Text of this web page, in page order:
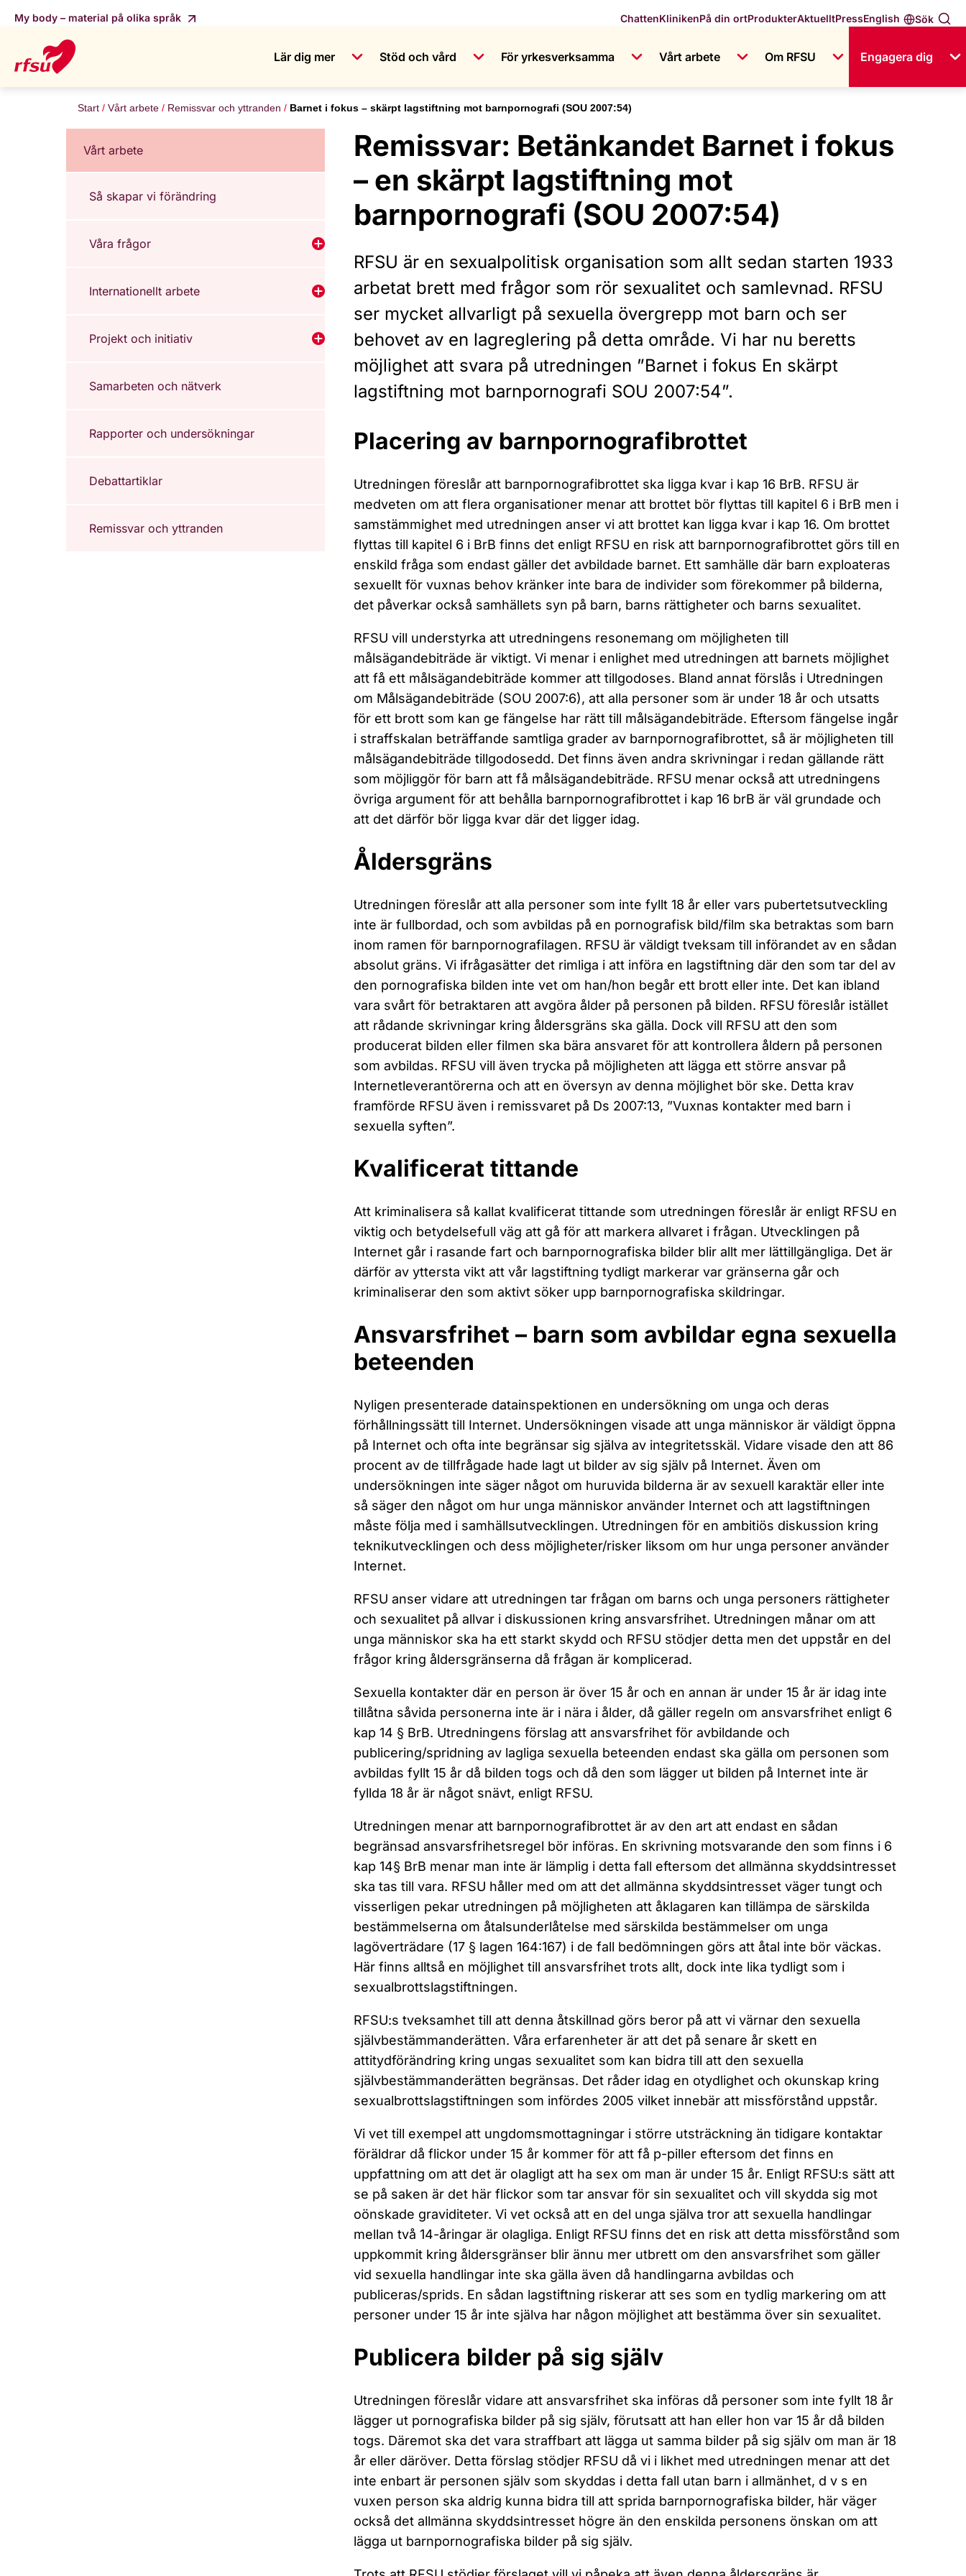
My body – material på olika språk Sök
English
ChattenKlinikenPå din ortProdukterAktuelltPress
Lär dig mer Stöd och vård För yrkesverksamma Vårt arbete Om RFSU Engagera dig
Start Vårt arbete Remissvar och yttranden Barnet i fokus – skärpt lagstiftning mot barnpornografi (SOU 2007:54)
Vårt arbete
Så skapar vi förändring
Våra frågor Visa undermeny för Våra frågor
Internationellt arbete Visa undermeny för Internationellt arbete
Projekt och initiativ Visa undermeny för Projekt och initiativ
Samarbeten och nätverk
Rapporter och undersökningar
Debattartiklar
Remissvar och yttranden
Remissvar: Betänkandet Barnet i fokus
– en skärpt lagstiftning mot
barnpornografi (SOU 2007:54)
RFSU är en sexualpolitisk organisation som allt sedan starten 1933
arbetat brett med frågor som rör sexualitet och samlevnad. RFSU
ser mycket allvarligt på sexuella övergrepp mot barn och ser
behovet av en lagreglering på detta område. Vi har nu beretts
möjlighet att svara på utredningen ”Barnet i fokus En skärpt
lagstiftning mot barnpornografi SOU 2007:54”.
Placering av barnpornografibrottet
Utredningen föreslår att barnpornografibrottet ska ligga kvar i kap 16 BrB. RFSU är
medveten om att flera organisationer menar att brottet bör flyttas till kapitel 6 i BrB men i
samstämmighet med utredningen anser vi att brottet kan ligga kvar i kap 16. Om brottet
flyttas till kapitel 6 i BrB finns det enligt RFSU en risk att barnpornografibrottet görs till en
enskild fråga som endast gäller det avbildade barnet. Ett samhälle där barn exploateras
sexuellt för vuxnas behov kränker inte bara de individer som förekommer på bilderna,
det påverkar också samhällets syn på barn, barns rättigheter och barns sexualitet.
RFSU vill understyrka att utredningens resonemang om möjligheten till
målsägandebiträde är viktigt. Vi menar i enlighet med utredningen att barnets möjlighet
att få ett målsägandebiträde kommer att tillgodoses. Bland annat förslås i Utredningen
om Målsägandebiträde (SOU 2007:6), att alla personer som är under 18 år och utsatts
för ett brott som kan ge fängelse har rätt till målsägandebiträde. Eftersom fängelse ingår
i straffskalan beträffande samtliga grader av barnpornografibrottet, så är möjligheten till
målsägandebiträde tillgodosedd. Det finns även andra skrivningar i redan gällande rätt
som möjliggör för barn att få målsägandebiträde. RFSU menar också att utredningens
övriga argument för att behålla barnpornografibrottet i kap 16 brB är väl grundade och
att det därför bör ligga kvar där det ligger idag.
Åldersgräns
Utredningen föreslår att alla personer som inte fyllt 18 år eller vars pubertetsutveckling
inte är fullbordad, och som avbildas på en pornografisk bild/film ska betraktas som barn
inom ramen för barnpornografilagen. RFSU är väldigt tveksam till införandet av en sådan
absolut gräns. Vi ifrågasätter det rimliga i att införa en lagstiftning där den som tar del av
den pornografiska bilden inte vet om han/hon begår ett brott eller inte. Det kan ibland
vara svårt för betraktaren att avgöra ålder på personen på bilden. RFSU föreslår istället
att rådande skrivningar kring åldersgräns ska gälla. Dock vill RFSU att den som
producerat bilden eller filmen ska bära ansvaret för att kontrollera åldern på personen
som avbildas. RFSU vill även trycka på möjligheten att lägga ett större ansvar på
Internetleverantörerna och att en översyn av denna möjlighet bör ske. Detta krav
framförde RFSU även i remissvaret på Ds 2007:13, ”Vuxnas kontakter med barn i
sexuella syften”.
Kvalificerat tittande
Att kriminalisera så kallat kvalificerat tittande som utredningen föreslår är enligt RFSU en
viktig och betydelsefull väg att gå för att markera allvaret i frågan. Utvecklingen på
Internet går i rasande fart och barnpornografiska bilder blir allt mer lättillgängliga. Det är
därför av yttersta vikt att vår lagstiftning tydligt markerar var gränserna går och
kriminaliserar den som aktivt söker upp barnpornografiska skildringar.
Ansvarsfrihet – barn som avbildar egna sexuella
beteenden
Nyligen presenterade datainspektionen en undersökning om unga och deras
förhållningssätt till Internet. Undersökningen visade att unga människor är väldigt öppna
på Internet och ofta inte begränsar sig själva av integritetsskäl. Vidare visade den att 86
procent av de tillfrågade hade lagt ut bilder av sig själv på Internet. Även om
undersökningen inte säger något om huruvida bilderna är av sexuell karaktär eller inte
så säger den något om hur unga människor använder Internet och att lagstiftningen
måste följa med i samhällsutvecklingen. Utredningen för en ambitiös diskussion kring
teknikutvecklingen och dess möjligheter/risker liksom om hur unga personer använder
Internet.
RFSU anser vidare att utredningen tar frågan om barns och unga personers rättigheter
och sexualitet på allvar i diskussionen kring ansvarsfrihet. Utredningen månar om att
unga människor ska ha ett starkt skydd och RFSU stödjer detta men det uppstår en del
frågor kring åldersgränserna då frågan är komplicerad.
Sexuella kontakter där en person är över 15 år och en annan är under 15 år är idag inte
tillåtna såvida personerna inte är i nära i ålder, då gäller regeln om ansvarsfrihet enligt 6
kap 14 § BrB. Utredningens förslag att ansvarsfrihet för avbildande och
publicering/spridning av lagliga sexuella beteenden endast ska gälla om personen som
avbildas fyllt 15 år då bilden togs och då den som lägger ut bilden på Internet inte är
fyllda 18 år är något snävt, enligt RFSU.
Utredningen menar att barnpornografibrottet är av den art att endast en sådan
begränsad ansvarsfrihetsregel bör införas. En skrivning motsvarande den som finns i 6
kap 14§ BrB menar man inte är lämplig i detta fall eftersom det allmänna skyddsintresset
ska tas till vara. RFSU håller med om att det allmänna skyddsintresset väger tungt och
visserligen pekar utredningen på möjligheten att åklagaren kan tillämpa de särskilda
bestämmelserna om åtalsunderlåtelse med särskilda bestämmelser om unga
lagöverträdare (17 § lagen 164:167) i de fall bedömningen görs att åtal inte bör väckas.
Här finns alltså en möjlighet till ansvarsfrihet trots allt, dock inte lika tydligt som i
sexualbrottslagstiftningen.
RFSU:s tveksamhet till att denna åtskillnad görs beror på att vi värnar den sexuella
självbestämmanderätten. Våra erfarenheter är att det på senare år skett en
attitydförändring kring ungas sexualitet som kan bidra till att den sexuella
självbestämmanderätten begränsas. Det råder idag en otydlighet och okunskap kring
sexualbrottslagstiftningen som infördes 2005 vilket innebär att missförstånd uppstår.
Vi vet till exempel att ungdomsmottagningar i större utsträckning än tidigare kontaktar
föräldrar då flickor under 15 år kommer för att få p-piller eftersom det finns en
uppfattning om att det är olagligt att ha sex om man är under 15 år. Enligt RFSU:s sätt att
se på saken är det här flickor som tar ansvar för sin sexualitet och vill skydda sig mot
oönskade graviditeter. Vi vet också att en del unga själva tror att sexuella handlingar
mellan två 14-åringar är olagliga. Enligt RFSU finns det en risk att detta missförstånd som
uppkommit kring åldersgränser blir ännu mer utbrett om den ansvarsfrihet som gäller
vid sexuella handlingar inte ska gälla även då handlingarna avbildas och
publiceras/sprids. En sådan lagstiftning riskerar att ses som en tydlig markering om att
personer under 15 år inte själva har någon möjlighet att bestämma över sin sexualitet.
Publicera bilder på sig själv
Utredningen föreslår vidare att ansvarsfrihet ska införas då personer som inte fyllt 18 år
lägger ut pornografiska bilder på sig själv, förutsatt att han eller hon var 15 år då bilden
togs. Däremot ska det vara straffbart att lägga ut samma bilder på sig själv om man är 18
år eller däröver. Detta förslag stödjer RFSU då vi i likhet med utredningen menar att det
inte enbart är personen själv som skyddas i detta fall utan barn i allmänhet, d v s en
vuxen person ska aldrig kunna bidra till att sprida barnpornografiska bilder, här väger
också det allmänna skyddsintresset högre än den enskilda personens önskan om att
lägga ut barnpornografiska bilder på sig själv.